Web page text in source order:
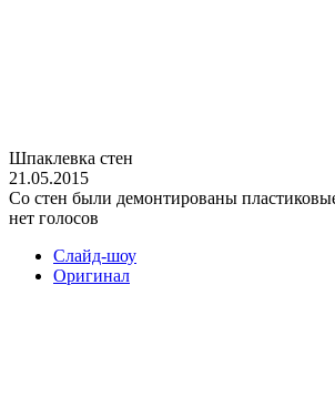
Шпаклевка стен
21.05.2015
Со стен были демонтированы
нет голосов
Слайд-шоу
Оригинал